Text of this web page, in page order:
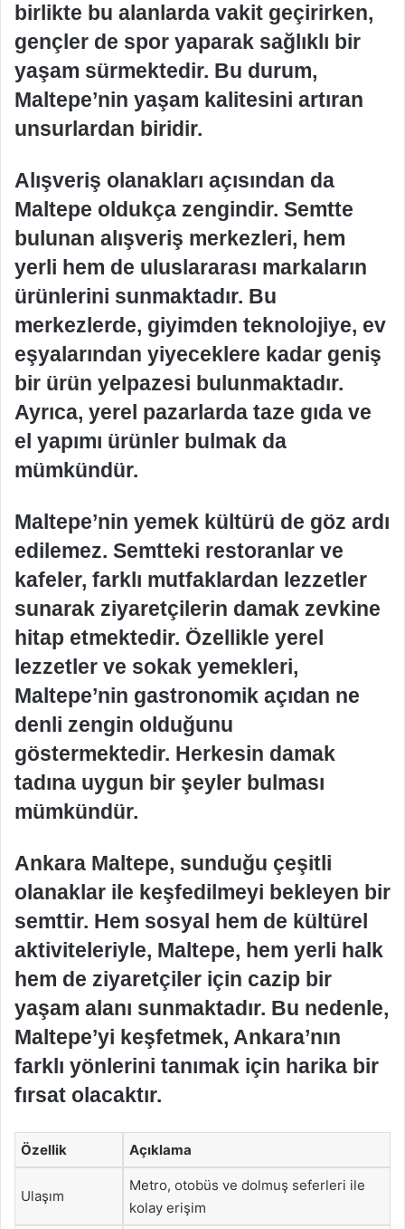
birlikte bu alanlarda vakit geçirirken,
gençler de spor yaparak sağlıklı bir
yaşam sürmektedir. Bu durum,
Maltepe’nin yaşam kalitesini artıran
unsurlardan biridir.
Alışveriş olanakları açısından da
Maltepe oldukça zengindir. Semtte
bulunan alışveriş merkezleri, hem
yerli hem de uluslararası markaların
ürünlerini sunmaktadır. Bu
merkezlerde, giyimden teknolojiye, ev
eşyalarından yiyeceklere kadar geniş
bir ürün yelpazesi bulunmaktadır.
Ayrıca, yerel pazarlarda taze gıda ve
el yapımı ürünler bulmak da
mümkündür.
Maltepe’nin yemek kültürü de göz ardı
edilemez. Semtteki restoranlar ve
kafeler, farklı mutfaklardan lezzetler
sunarak ziyaretçilerin damak zevkine
hitap etmektedir. Özellikle yerel
lezzetler ve sokak yemekleri,
Maltepe’nin gastronomik açıdan ne
denli zengin olduğunu
göstermektedir. Herkesin damak
tadına uygun bir şeyler bulması
mümkündür.
Ankara Maltepe, sunduğu çeşitli
olanaklar ile keşfedilmeyi bekleyen bir
semttir. Hem sosyal hem de kültürel
aktiviteleriyle, Maltepe, hem yerli halk
hem de ziyaretçiler için cazip bir
yaşam alanı sunmaktadır. Bu nedenle,
Maltepe’yi keşfetmek, Ankara’nın
farklı yönlerini tanımak için harika bir
fırsat olacaktır.
Özellik Açıklama
Ulaşım
Metro, otobüs ve dolmuş seferleri ile
kolay erişim